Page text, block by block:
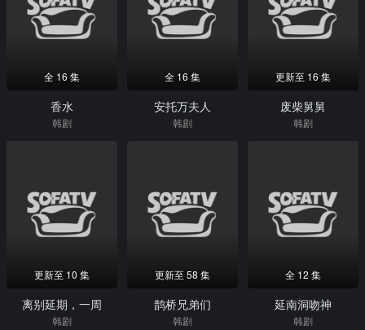
全 16 集
香水
韩剧
全 16 集
安托万夫人
韩剧
更新至 16 集
废柴舅舅
韩剧
更新至 10 集
离别延期，一周
韩剧
更新至 58 集
鹊桥兄弟们
韩剧
全 12 集
延南洞吻神
韩剧